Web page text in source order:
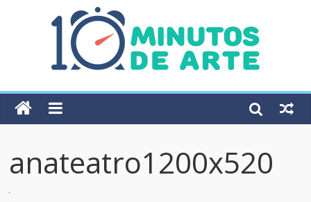
anateatro1200x520